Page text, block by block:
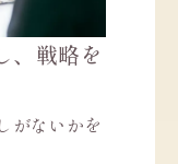
、戦略を
がないかを